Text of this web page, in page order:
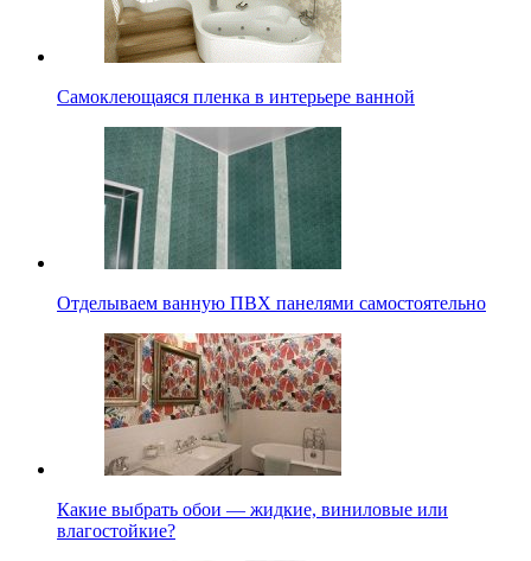
Самоклеющаяся пленка в интерьере ванной
Отделываем ванную ПВХ панелями самостоятельно
Какие выбрать обои — жидкие, виниловые или
влагостойкие?